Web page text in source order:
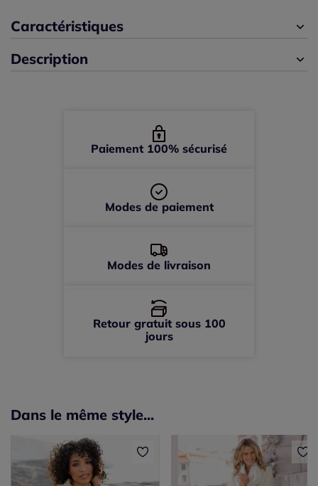
Caractéristiques
Description
Paiement 100% sécurisé
Modes de paiement
Modes de livraison
Retour gratuit sous 100
jours
Dans le même style...